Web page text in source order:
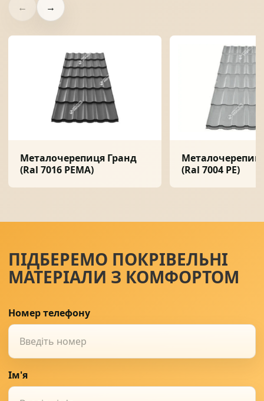
← →
Металочерепиця Гранд
(Ral 7016 PEMA)
(Ral 7004 PE)
ПІДБЕРЕМО ПОКРІВЕЛЬНІ
МАТЕРІАЛИ З КОМФОРТОМ
Номер телефону
Ім'я